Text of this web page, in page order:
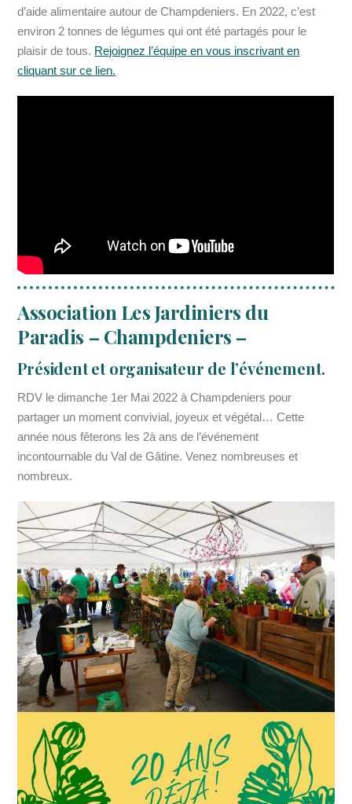
d’aide alimentaire autour de Champdeniers. En 2022, c’est
environ 2 tonnes de légumes qui ont été partagés pour le
plaisir de tous. Rejoignez l’équipe en vous inscrivant en
cliquant sur ce lien.
Association Les Jardiniers du
Paradis – Champdeniers –
Président et organisateur de l’événement.
RDV le dimanche 1er Mai 2022 à Champdeniers pour
partager un moment convivial, joyeux et végétal… Cette
année nous fêterons les 2à ans de l’événement
incontournable du Val de Gâtine. Venez nombreuses et
nombreux.